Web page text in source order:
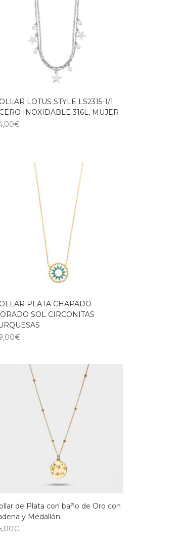
LOTUS STYLE LS2315-1/1
INOXIDABLE 316L, MUJER
€
PLATA CHAPADO
SOL CIRCONITAS
€
de Plata con baño de Oro con
y Medallón
€